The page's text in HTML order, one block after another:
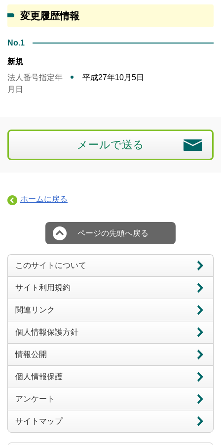
変更履歴情報
No.1
新規
法人番号指定年
月日
平成27年10月5日
メールで送る
ホームに戻る
ページの先頭へ戻る
このサイトについて
サイト利用規約
関連リンク
個人情報保護方針
情報公開
個人情報保護
アンケート
サイトマップ